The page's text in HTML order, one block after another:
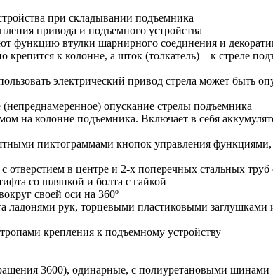
при складывании подъемника
привода и подъемного устройства
функцию втулки шарнирного соединения и
к колонне, а шток (толкатель) – к стреле
электрический привод стрела может быть
опускание стрелы подъемника
на колонне подъемника. Включает в себя
пиктограммами кнопок управления
отверстием в центре и 2-х поперечных стальных
со шляпкой и болта с гайкой
своей оси на 360º
ладонями рук, торцевыми пластиковыми заглушками
крепления к подъемному устройству
3600), одинарные, с полиуретановыми шинами